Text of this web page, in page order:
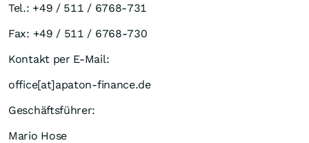
Tel.: +49 / 511 / 6768-731
Fax: +49 / 511 / 6768-730
Kontakt per E-Mail:
office[at]apaton-finance.de
Geschäftsführer:
Mario Hose